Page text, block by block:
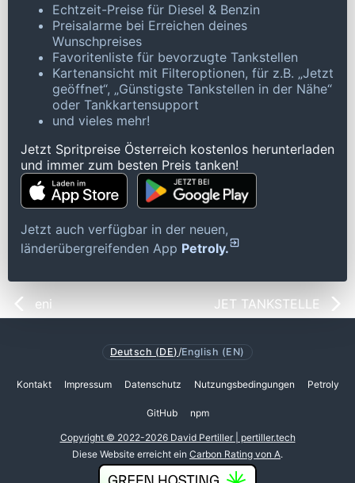
Echtzeit-Preise für Diesel & Benzin
Preisalarme bei Erreichen deines
Wunschpreises
Favoritenliste für bevorzugte Tankstellen
Kartenansicht mit Filteroptionen, für z.B. „Jetzt
geöffnet“, „Günstigste Tankstellen in der Nähe“
oder Tankkartensupport
und vieles mehr!
Jetzt Spritpreise Österreich kostenlos herunterladen
und immer zum besten Preis tanken!
Jetzt auch verfügbar in der neuen,
länderübergreifenden App Petroly.
eni JET TANKSTELLE
Deutsch (DE)/English (EN)
Kontakt Impressum Datenschutz Nutzungsbedingungen Petroly
GitHub npm
Copyright © 2022-2026 David Pertiller | pertiller.tech
Diese Website erreicht ein Carbon Rating von A.